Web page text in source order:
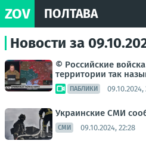
ZOV ПОЛТАВА
Новости за
© Российские
территории так
ПАБЛИКИ 09.10.2024,
Украинские СМИ
СМИ 09.10.2024, 22:28